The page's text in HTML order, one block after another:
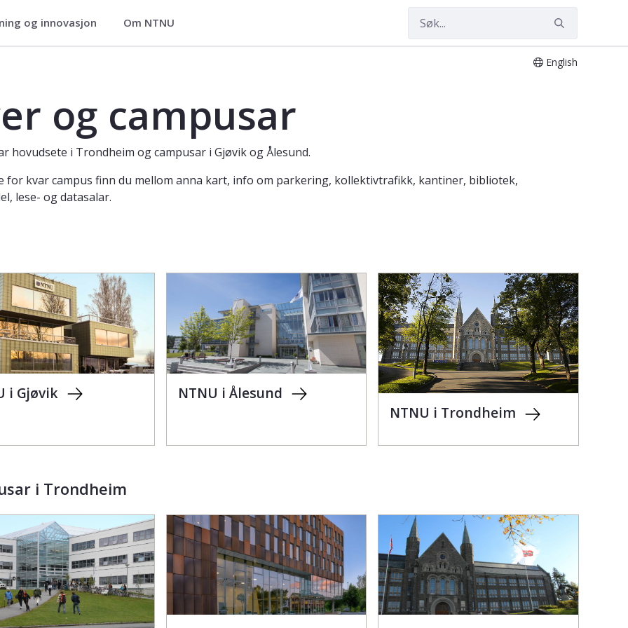
og innovasjon Om NTNU
English
og campusar
hovudsete i Trondheim og campusar i Gjøvik og Ålesund.
for kvar campus finn du mellom anna kart, info om parkering, kollektivtrafikk, kantiner, bibliotek,
lese- og datasalar.
i Gjøvik
NTNU i Ålesund
NTNU i Trondheim
i Trondheim